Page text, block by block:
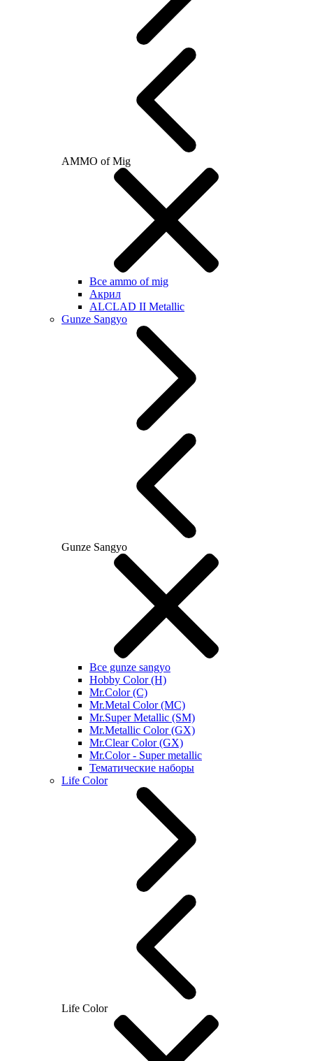
AMMO of Mig
Все ammo of mig
Акрил
ALCLAD II Metallic
Gunze Sangyo
Gunze Sangyo
Все gunze sangyo
Hobby Color (H)
Mr.Color (C)
Mr.Metal Color (MC)
Mr.Super Metallic (SM)
Mr.Metallic Color (GX)
Mr.Clear Color (GX)
Mr.Color - Super metallic
Тематические наборы
Life Color
Life Color